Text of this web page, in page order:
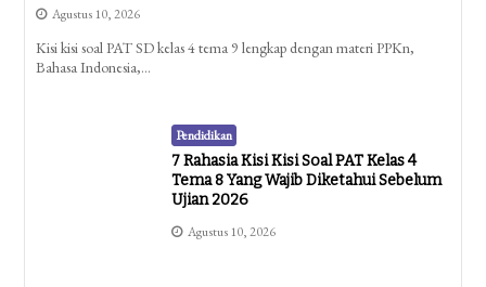
Agustus 10, 2026
Kisi kisi soal PAT SD kelas 4 tema 9 lengkap dengan materi PPKn,
Bahasa Indonesia,…
Pendidikan
7 Rahasia Kisi Kisi Soal PAT Kelas 4
Tema 8 Yang Wajib Diketahui Sebelum
Ujian 2026
Agustus 10, 2026